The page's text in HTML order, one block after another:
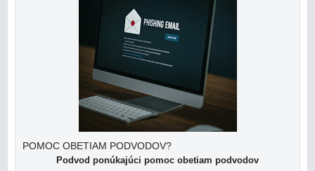
POMOC OBETIAM PODVODOV?
Podvod ponúkajúci pomoc obetiam podvodov